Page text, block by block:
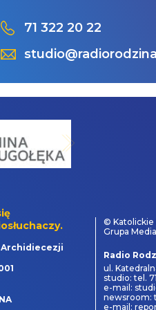
71 322 20 22
Archidiecezji
© Katolickie
Grupa
Radio
ul.
studio: tel.
e-mail:
newsroom:
e-mail: